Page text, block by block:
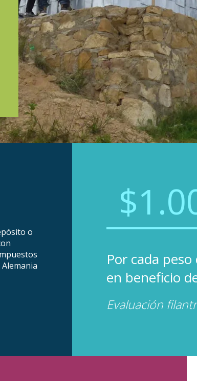
o
Por cada
en beneficio
Evaluación